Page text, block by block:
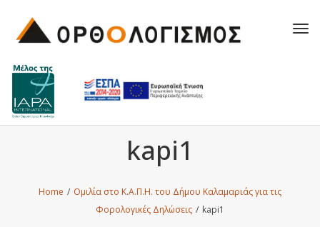
kapi1
Home / Ομιλία στο Κ.Α.Π.Η. του Δήμου Καλαμαριάς για τις
Φορολογικές Δηλώσεις / kapi1